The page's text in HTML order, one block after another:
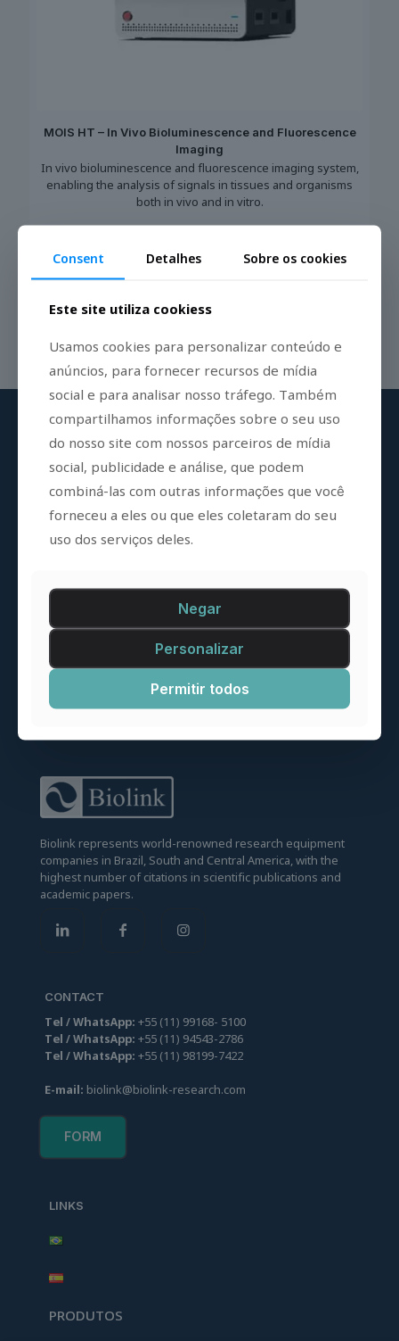
MOIS HT – In Vivo Bioluminescence and Fluorescence
Imaging
In vivo bioluminescence and fluorescence imaging system,
enabling the analysis of signals in tissues and organisms
both in vivo and in vitro.
Sign up to our mailing list
Receive regular updates on our products
Biolink represents world-renowned research equipment
companies in Brazil, South and Central America, with the
highest number of citations in scientific publications and
academic papers.
CONTACT
Tel / WhatsApp: +55 (11) 99168- 5100
Tel / WhatsApp: +55 (11) 94543-2786
Tel / WhatsApp: +55 (11) 98199-7422
E-mail: biolink@biolink-research.com
FORM
LINKS
PRODUTOS
Consent Detalhes Sobre os cookies
Este site utiliza cookiess
Usamos cookies para personalizar conteúdo e
anúncios, para fornecer recursos de mídia
social e para analisar nosso tráfego. Também
compartilhamos informações sobre o seu uso
do nosso site com nossos parceiros de mídia
social, publicidade e análise, que podem
combiná-las com outras informações que você
forneceu a eles ou que eles coletaram do seu
uso dos serviços deles.
Negar
Personalizar
Permitir todos